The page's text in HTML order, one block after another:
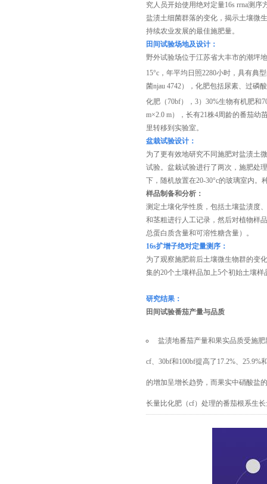
究人员开始使用绝对定量16s rrna测序
盐渍土细菌群落的变化，揭示土壤微
持续农业发展的最佳施肥量。
田间试验场地及设计：
野外试验场位于江苏省大丰市的潮坪
15°c，年平均日照2280小时，具有典
菌njau 4742），化肥包括尿素、过磷
化肥（70bf），3）30%生物有机肥和
m×2.0 m），长有21株4周龄的番茄幼
里转移到实验室。
盆栽试验设计：
为了更有效地研究不同施肥对盐渍土
试验。盆栽试验进行了两次，施肥处
下，随机放置在20-30°c的玻璃室内
样品制备和分析：
测定土壤化学性质，包括土壤盐渍度
和茎粗进行人工记录，然后对植物样
总蛋白质含量和可溶性糖含量）。
16s扩增子绝对定量测序 ：
为了观察施肥前后土壤微生物群的变
集的20个土壤样品加上5个初始土壤
研究结果：
田间试验番茄产量与品质
盐渍地番茄产量和果实品质受施
cf、30bf和100bf提高了17.2%、
的增加呈增长趋势，而果实中硝酸盐
长量比化肥（cf）处理的番茄根系生